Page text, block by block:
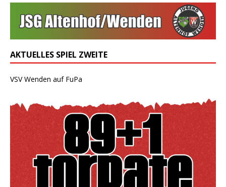
AKTUELLES SPIEL ZWEITE
VSV Wenden auf FuPa